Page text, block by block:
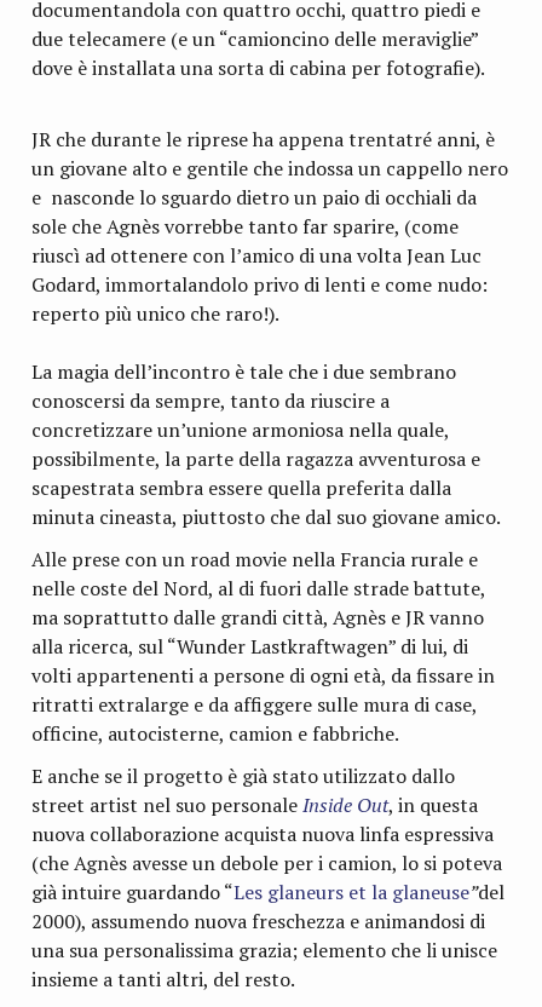
documentandola con quattro occhi, quattro piedi e
due telecamere (e un “camioncino delle meraviglie”
dove è installata una sorta di cabina per fotografie).
JR che durante le riprese ha appena trentatré anni, è
un giovane alto e gentile che indossa un cappello nero
e nasconde lo sguardo dietro un paio di occhiali da
sole che Agnès vorrebbe tanto far sparire, (come
riuscì ad ottenere con l’amico di una volta Jean Luc
Godard, immortalandolo privo di lenti e come nudo:
reperto più unico che raro!).
La magia dell’incontro è tale che i due sembrano
conoscersi da sempre, tanto da riuscire a
concretizzare un’unione armoniosa nella quale,
possibilmente, la parte della ragazza avventurosa e
scapestrata sembra essere quella preferita dalla
minuta cineasta, piuttosto che dal suo giovane amico.
Alle prese con un road movie nella Francia rurale e
nelle coste del Nord, al di fuori dalle strade battute,
ma soprattutto dalle grandi città, Agnès e JR vanno
alla ricerca, sul “Wunder Lastkraftwagen” di lui, di
volti appartenenti a persone di ogni età, da fissare in
ritratti extralarge e da affiggere sulle mura di case,
officine, autocisterne, camion e fabbriche.
E anche se il progetto è già stato utilizzato dallo
street artist nel suo personaleInside Out, in questa
nuova collaborazione acquista nuova linfa espressiva
(che Agnès avesse un debole per i camion, lo si poteva
già intuire guardando “Les glaneurs et la glaneuse”del
2000), assumendo nuova freschezza e animandosi di
una sua personalissima grazia; elemento che li unisce
insieme a tanti altri, del resto.